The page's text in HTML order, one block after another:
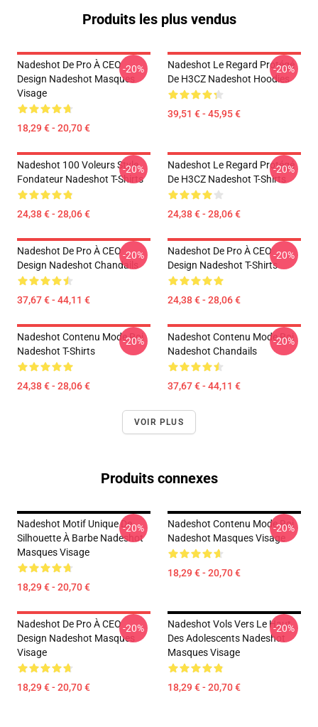
Produits les plus vendus
Nadeshot De Pro À CEO
Design Nadeshot Masques
Visage
18,29 € - 20,70 €
-20%
Nadeshot Le Regard Protégé
De H3CZ Nadeshot Hoodies
39,51 € - 45,95 €
-20%
Nadeshot 100 Voleurs Style
Fondateur Nadeshot T-Shirts
24,38 € - 28,06 €
-20%
Nadeshot Le Regard Protégé
De H3CZ Nadeshot T-Shirts
24,38 € - 28,06 €
-20%
Nadeshot De Pro À CEO
Design Nadeshot Chandails
37,67 € - 44,11 €
-20%
Nadeshot De Pro À CEO
Design Nadeshot T-Shirts
24,38 € - 28,06 €
-20%
Nadeshot Contenu Mode Roi
Nadeshot T-Shirts
24,38 € - 28,06 €
-20%
Nadeshot Contenu Mode Roi
Nadeshot Chandails
37,67 € - 44,11 €
-20%
VOIR PLUS
Produits connexes
Nadeshot Motif Unique De
Silhouette À Barbe Nadeshot
Masques Visage
18,29 € - 20,70 €
-20%
Nadeshot Contenu Mode Roi
Nadeshot Masques Visage
18,29 € - 20,70 €
-20%
Nadeshot De Pro À CEO
Design Nadeshot Masques
Visage
18,29 € - 20,70 €
-20%
Nadeshot Vols Vers Le Haut
Des Adolescents Nadeshot
Masques Visage
18,29 € - 20,70 €
-20%